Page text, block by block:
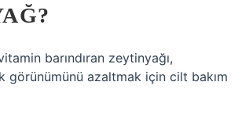
barındıran zeytinyağı,
görünümünü azaltmak için cilt bakım